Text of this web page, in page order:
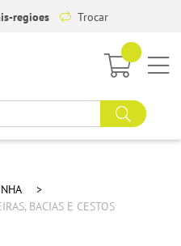
regioes Trocar
BACIAS E CESTOS